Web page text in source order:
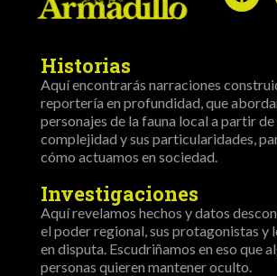
Historias
Aquí encontrarás narraciones
reportería en profundidad, que
personajes de la fauna local a partir de
complejidad y sus particularidades,
cómo actuamos en sociedad.
Investigaciones
Aquí revelamos hechos y datos
el poder regional, sus protagonistas y
en disputa. Escudriñamos en eso que
personas quieren mantener oculto.